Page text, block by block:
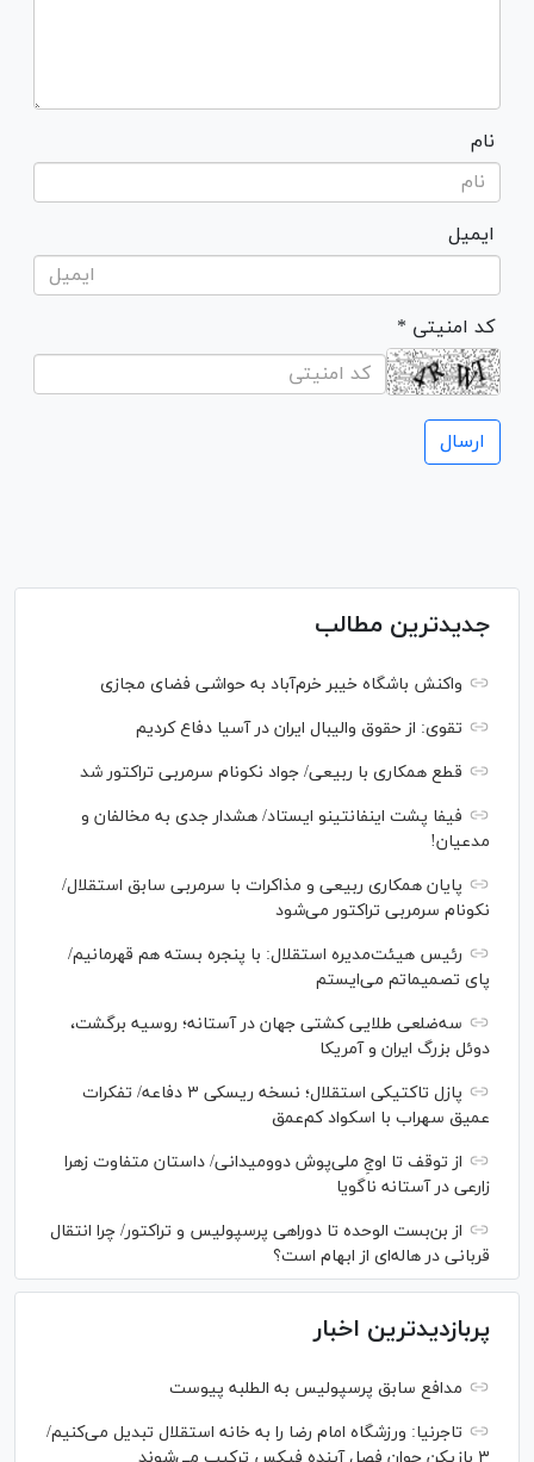
نام
ایمیل
* کد امنیتی
جدیدترین مطالب
واکنش باشگاه خیبر خرم‌آباد به حواشی فضای مجازی
تقوی: از حقوق والیبال ایران در آسیا دفاع کردیم
قطع همکاری با ربیعی/ جواد نکونام سرمربی تراکتور شد
فیفا پشت اینفانتینو ایستاد/ هشدار جدی به مخالفان و
مدعیان!
پایان همکاری ربیعی و مذاکرات با سرمربی سابق استقلال/
نکونام سرمربی تراکتور می‌شود
رئیس هیئت‌مدیره استقلال: با پنجره بسته هم قهرمانیم/
پای تصمیماتم می‌ایستم
سه‌ضلعی طلایی کشتی جهان در آستانه؛ روسیه برگشت،
دوئل بزرگ ایران و آمریکا
پازل تاکتیکی استقلال؛ نسخه ریسکی ۳ دفاعه/ تفکرات
عمیق سهراب با اسکواد کم‌عمق
از توقف تا اوجِ ملی‌پوش دوومیدانی/ داستان متفاوت زهرا
زارعی در آستانه ناگویا
از بن‌بست الوحده تا دوراهی پرسپولیس و تراکتور/ چرا انتقال
قربانی در هاله‌ای از ابهام است؟
پربازدیدترین اخبار
مدافع سابق پرسپولیس به الطلبه پیوست
تاجرنیا: ورزشگاه امام رضا را به خانه استقلال تبدیل می‌کنیم/
۳ بازیکن جوان فصل آینده فیکس ترکیب می‌شوند